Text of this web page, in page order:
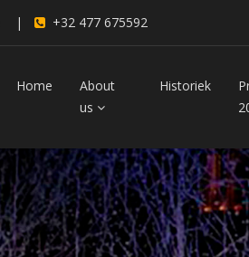
| +32 477 675592
Home
About
us
Historiek